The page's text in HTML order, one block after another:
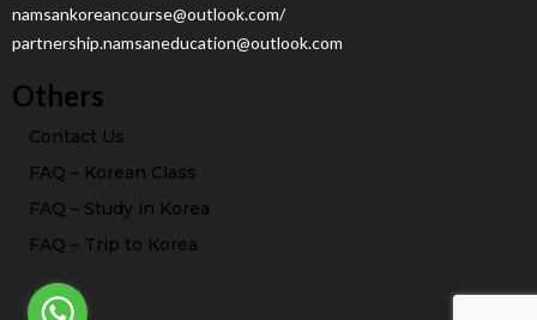
namsankoreancourse@outlook.com/
partnership.namsaneducation@outlook.com
Others
Contact Us
FAQ – Korean Class
FAQ – Study in Korea
FAQ – Trip to Korea